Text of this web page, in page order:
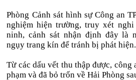
Phòng Cảnh sát hình sự Công an
nghiệm hiện trường, truy xét nghi
ninh, cảnh sát nhận định đây là
ngụy trang kín để tránh bị phát hiện.
Từ các dấu vết thu thập được, công
phạm và đã bỏ trốn về Hải Phòng